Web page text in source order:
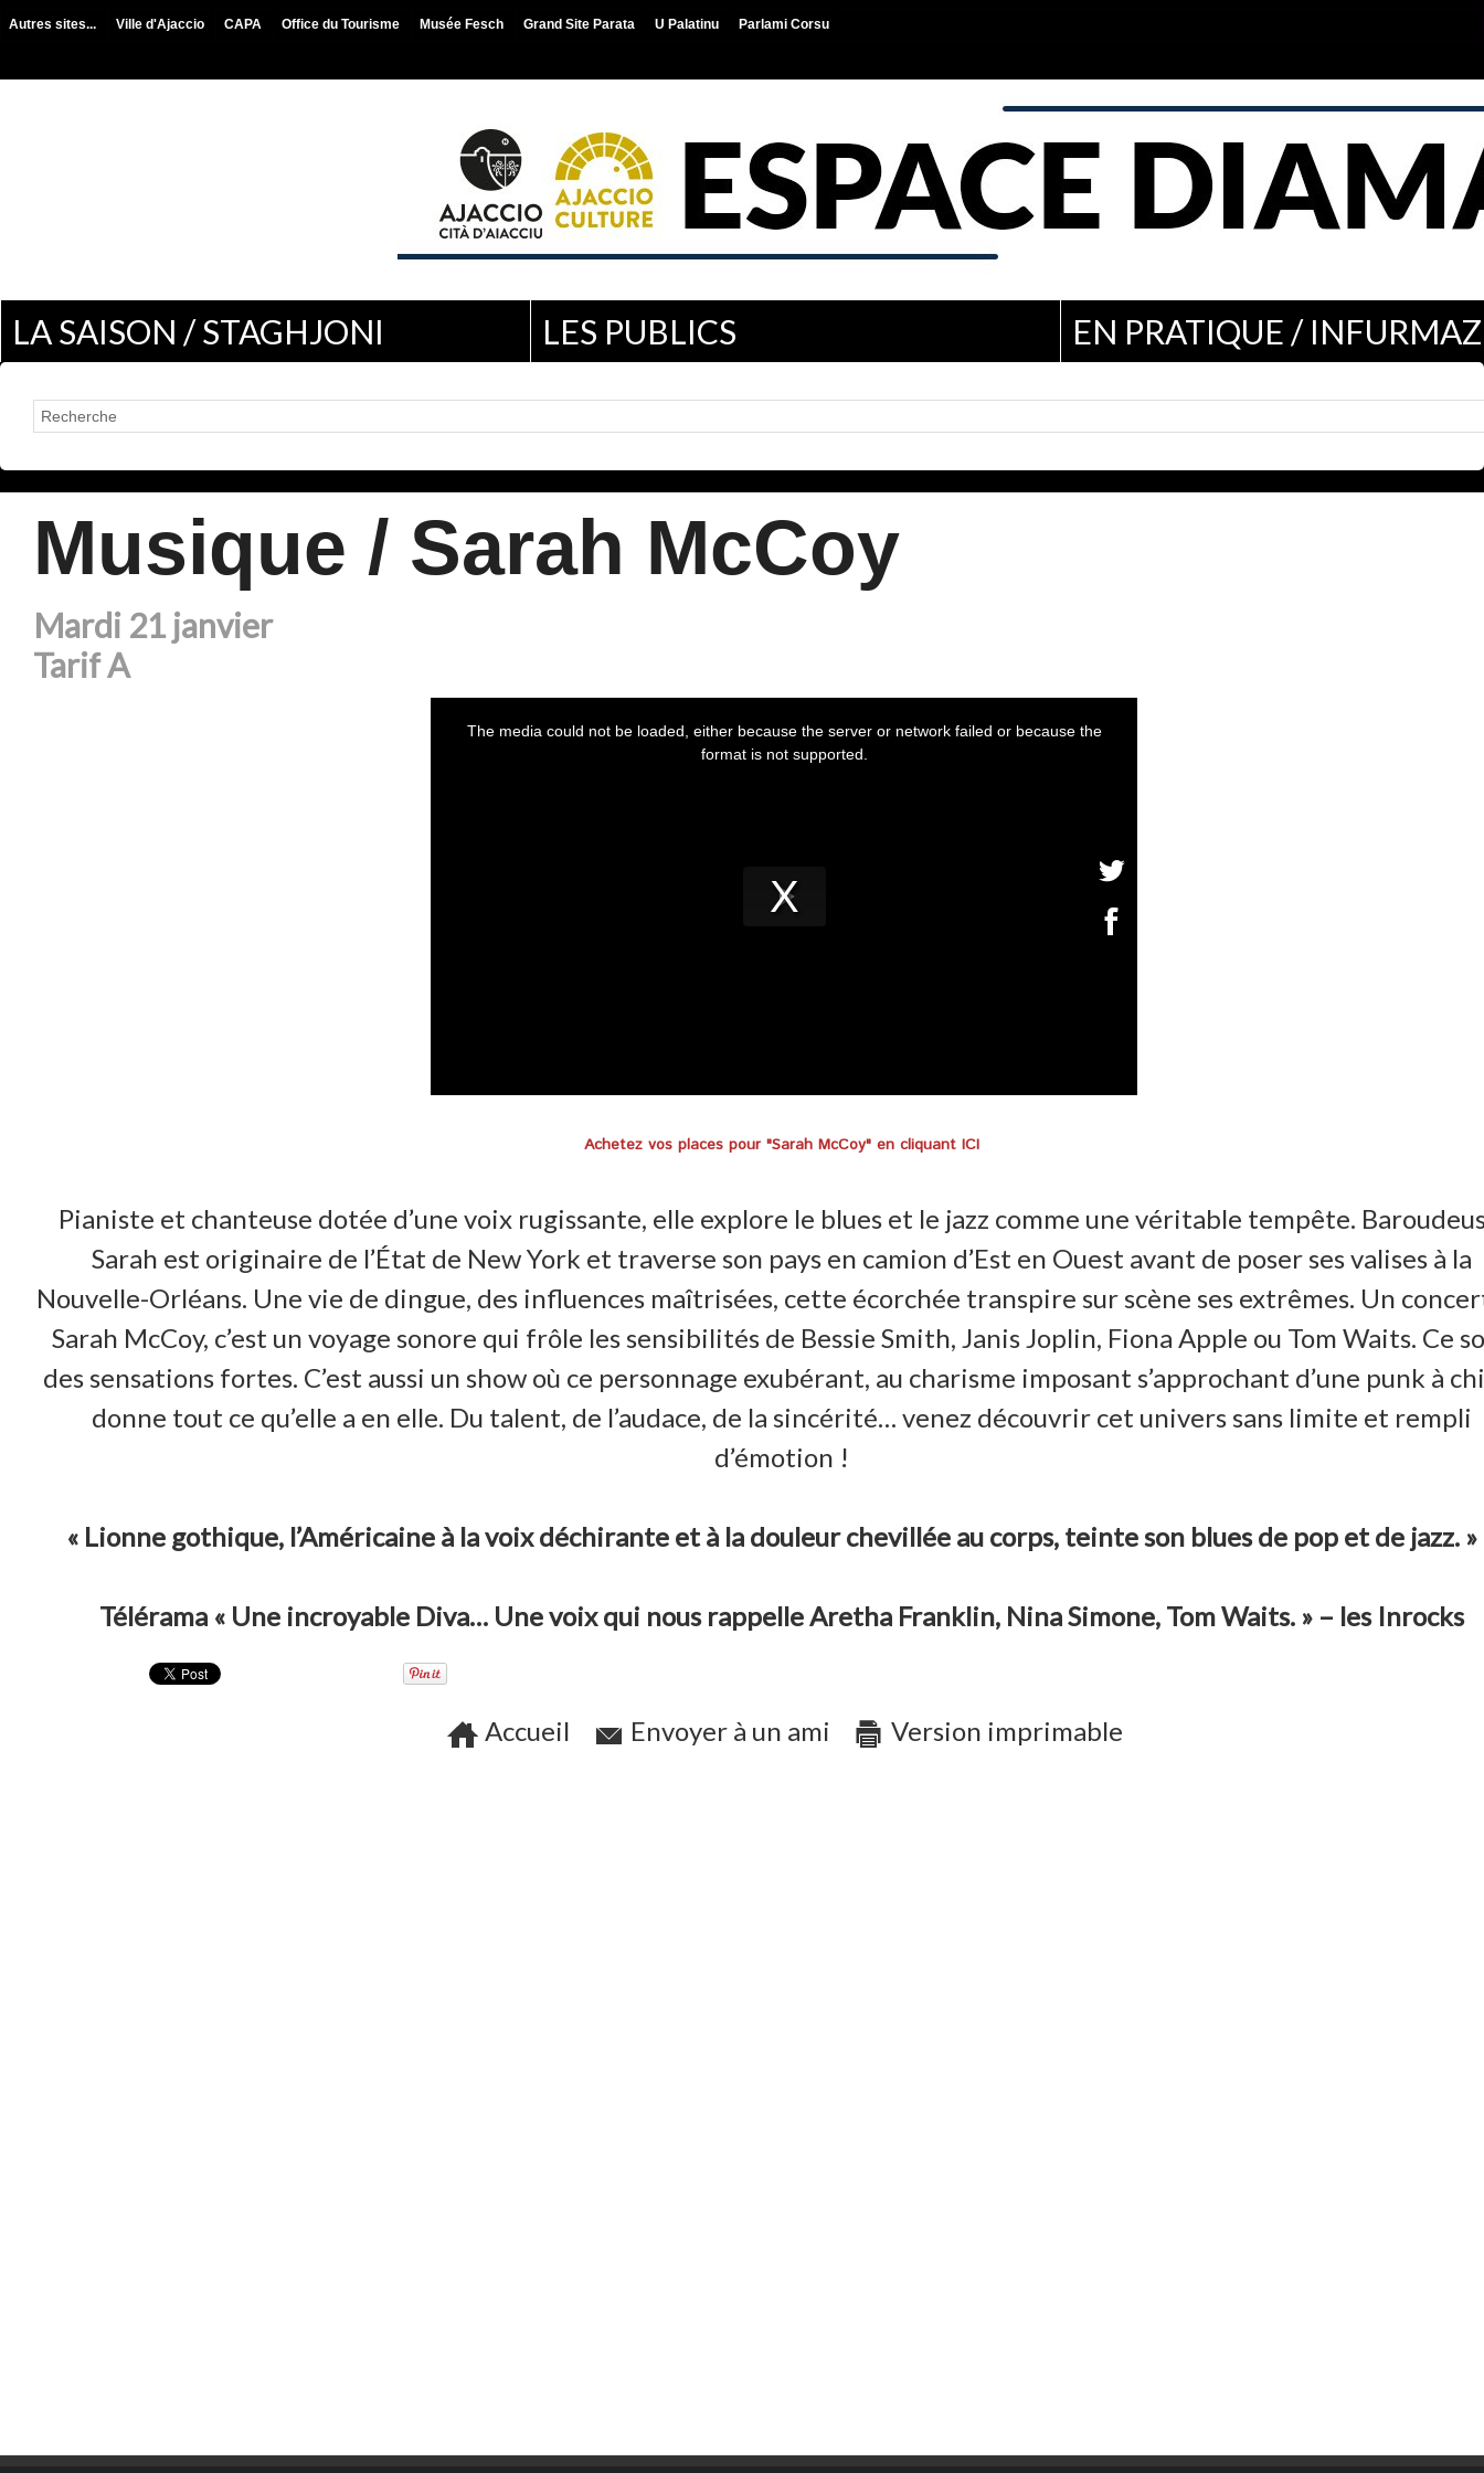
Autres sites... Ville d'Ajaccio CAPA Office du Tourisme Musée Fesch Grand Site Parata U Palatinu Parlami Corsu
LA SAISON / STAGHJONI LES PUBLICS EN PRATIQUE /
Musique / Sarah McCoy
Mardi 21 janvier
Tarif A
Achetez vos places pour "Sarah McCoy" en cliquant ICI
Pianiste et chanteuse dotée d’une voix rugissante, elle explore le blues et le jazz comme une véritable tempête.
Sarah est originaire de l’État de New York et traverse son pays en camion d’Est en Ouest avant de poser ses valises à la
Nouvelle-Orléans. Une vie de dingue, des influences maîtrisées, cette écorchée transpire sur scène ses extrêmes. Un
Sarah McCoy, c’est un voyage sonore qui frôle les sensibilités de Bessie Smith, Janis Joplin, Fiona Apple ou Tom Waits. Ce
des sensations fortes. C’est aussi un show où ce personnage exubérant, au charisme imposant s’approchant d’une punk à
donne tout ce qu’elle a en elle. Du talent, de l’audace, de la sincérité… venez découvrir cet univers sans limite et rempli
d’émotion !
« Lionne gothique, l’Américaine à la voix déchirante et à la douleur chevillée au corps, teinte son blues de pop et de jazz. »
Télérama « Une incroyable Diva… Une voix qui nous rappelle Aretha Franklin, Nina Simone, Tom Waits. » – les Inrocks
Accueil Envoyer à un ami Version imprimable